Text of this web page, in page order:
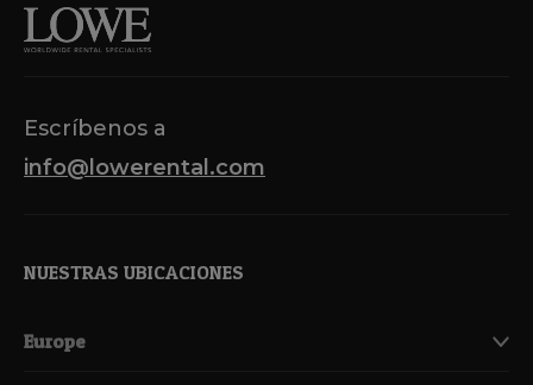
Escríbenos a
info@lowerental.com
NUESTRAS UBICACIONES
Europe